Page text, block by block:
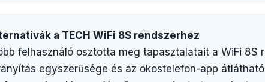
a TECH WiFi 8S rendszerhez
felhasználó osztotta meg tapasztalatait a WiFi 8S
egyszerűsége és az okostelefon-app